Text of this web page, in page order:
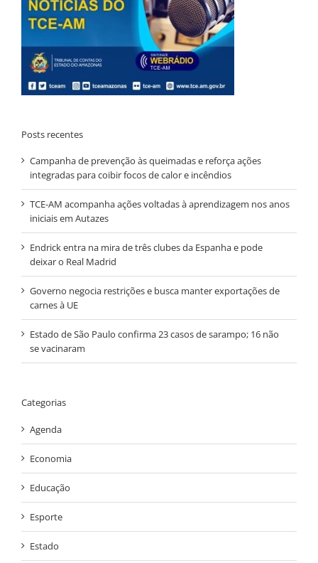
Posts recentes
Campanha de prevenção às queimadas e reforça ações
integradas para coibir focos de calor e incêndios
TCE-AM acompanha ações voltadas à aprendizagem nos anos
iniciais em Autazes
Endrick entra na mira de três clubes da Espanha e pode
deixar o Real Madrid
Governo negocia restrições e busca manter exportações de
carnes à UE
Estado de São Paulo confirma 23 casos de sarampo; 16 não
se vacinaram
Categorias
Agenda
Economia
Educação
Esporte
Estado